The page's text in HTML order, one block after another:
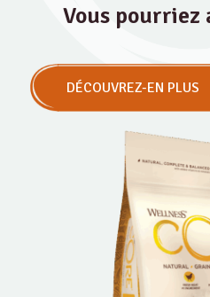
Vous pourriez
DÉCOUVREZ-EN PLUS